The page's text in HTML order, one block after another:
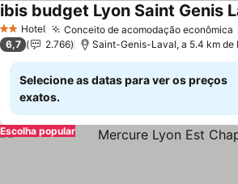
2 Estrelas
Hotel Conceito de acomodação econômica
ibis budget Lyon Saint Genis
6,7 2.766 Saint-Genis-Laval, a 5.4 km de
Selecione as datas para ver os preços
exatos.
Escolha popular